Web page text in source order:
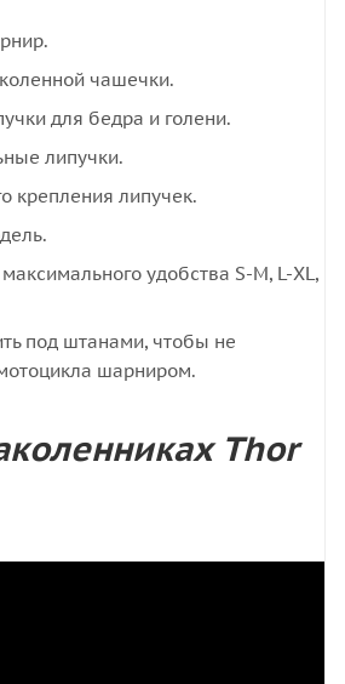
чашечки.
для бедра и голени.
липучки.
крепления липучек.
удобства S-M, L-XL,
под штанами, чтобы не
шарниром.
Thor